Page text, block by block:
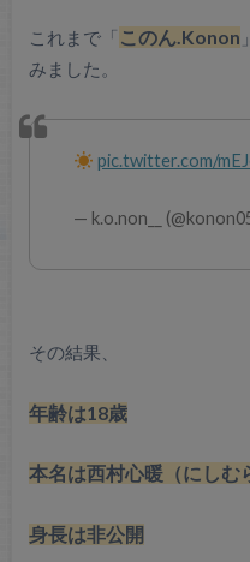
これまで「 このん.Konon
みました。
pic.twitter.com/
— k.o.non__
その結果、
年齢は18歳
本名は西村心暖（にしむ
身長は非公開